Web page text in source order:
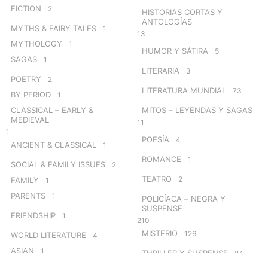
FICTION 2
MYTHS & FAIRY TALES 1
MYTHOLOGY 1
SAGAS 1
POETRY 2
BY PERIOD 1
CLASSICAL – EARLY &
MEDIEVAL
1
ANCIENT & CLASSICAL 1
SOCIAL & FAMILY ISSUES 2
FAMILY 1
PARENTS 1
FRIENDSHIP 1
WORLD LITERATURE 4
ASIAN 1
HISTORIAS CORTAS Y
ANTOLOGÍAS
13
HUMOR Y SÁTIRA 5
LITERARIA 3
LITERATURA MUNDIAL 73
MITOS – LEYENDAS Y SAGAS
11
POESÍA 4
ROMANCE 1
TEATRO 2
POLICÍACA – NEGRA Y
SUSPENSE
210
MISTERIO 126